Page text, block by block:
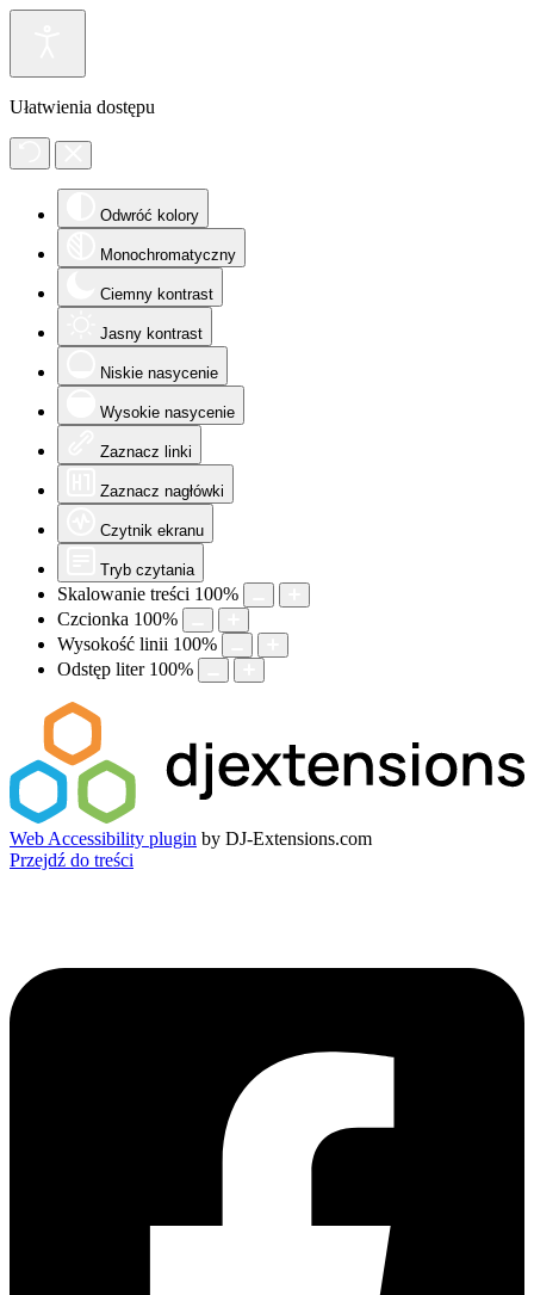
Ułatwienia dostępu
Odwróć kolory
Monochromatyczny
Ciemny kontrast
Jasny kontrast
Niskie nasycenie
Wysokie nasycenie
Zaznacz linki
Zaznacz nagłówki
Czytnik ekranu
Tryb czytania
Skalowanie treści 100%
Czcionka 100%
Wysokość linii 100%
Odstęp liter 100%
Web Accessibility plugin by DJ-Extensions.com
Przejdź do treści